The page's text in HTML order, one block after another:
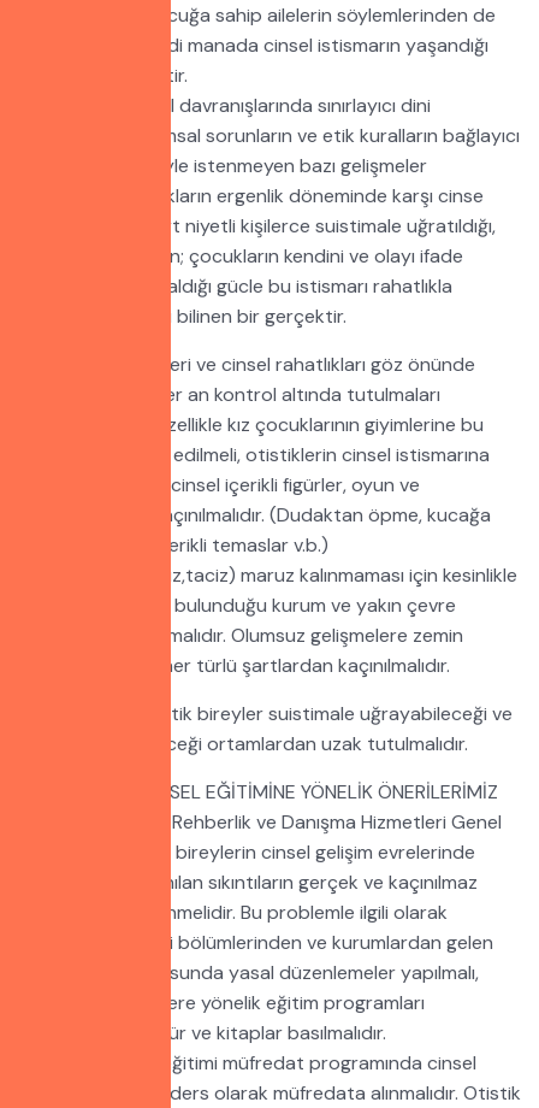
ve bazı otistik çocuğa sahip ailelerin söylemlerinden de
anlaşıldığı gibi ciddi manada cinsel istismarın yaşandığı
bilinen bir gerçektir.
Bu bireylerincinsel davranışlarında sınırlayıcı dini
değerlerin, toplumsal sorunların ve etik kuralların bağlayıcı
olmaması sebebiyle istenmeyen bazı gelişmeler
olmaktadır. Çocukların ergenlik döneminde karşı cinse
olan arzularının art niyetli kişilerce suistimale uğratıldığı,
özellikle bu kişilerin; çocukların kendini ve olayı ifade
edememesinden aldığı gücle bu istismarı rahatlıkla
gerçekleştirdikleri bilinen bir gerçektir.
çocukların özellikleri ve cinsel rahatlıkları göz önünde
bulundurularak her an kontrol altında tutulmaları
gerekmektedir. Özellikle kız çocuklarının giyimlerine bu
kapsamda dikkat edilmeli, otistiklerin cinsel istismarına
neden olabilecek cinsel içerikli figürler, oyun ve
davranışlardan kaçınılmalıdır. (Dudaktan öpme, kucağa
oturtma, cinsel içerikli temaslar v.b.)
İstismara (tecavüz,taciz) maruz kalınmaması için kesinlikle
çocukların ilişkide bulunduğu kurum ve yakın çevre
kontrol altına alınmalıdır. Olumsuz gelişmelere zemin
hazırlayabilecek her türlü şartlardan kaçınılmalıdır.
Sonuç olarak otistik bireyler suistimale uğrayabileceği ve
kontrol edilemiyeceği ortamlardan uzak tutulmalıdır.
OTİSTİKLERİN CİNSEL EĞİTİMİNE YÖNELİK ÖNERİLERİMİZ
M.E.B. Özel Eğitim Rehberlik ve Danışma Hizmetleri Genel
Müdürlüğü otistik bireylerin cinsel gelişim evrelerinde
kurumlarda yaşanılan sıkıntıların gerçek ve kaçınılmaz
olduğunu kabullenmelidir. Bu problemle ilgili olarak
üniversitelerin ilgili bölümlerinden ve kurumlardan gelen
raporlar doğrultusunda yasal düzenlemeler yapılmalı,
kurumlara ve ailelere yönelik eğitim programları
hazırlanmalı, broşür ve kitaplar basılmalıdır.
Otistik çocuklar eğitimi müfredat programında cinsel
eğitim başlıca bir ders olarak müfredata alınmalıdır. Otistik